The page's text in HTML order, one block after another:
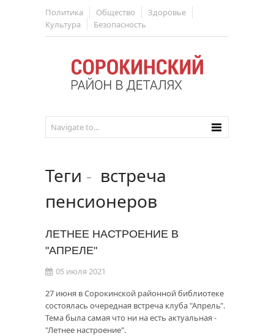
Политика Общество
Здоровье
Культура
Безопасность
Теги - встреча
пенсионеров
ЛЕТНЕЕ НАСТРОЕНИЕ В
"АПРЕЛЕ"
05 июля 2021
27 июня в Сорокинской районной библиотеке
состоялась очередная встреча клуба "Апрель".
Тема была самая что ни на есть актуальная -
"Летнее настроение".